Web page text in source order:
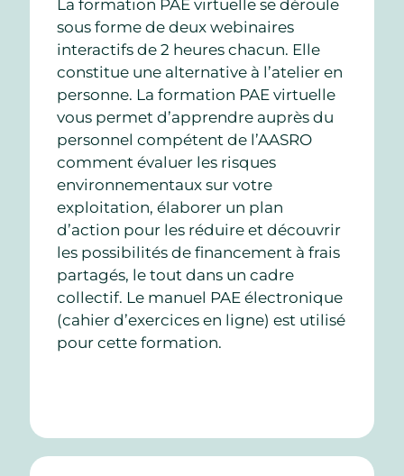
La formation PAE virtuelle se déroule
sous forme de deux webinaires
interactifs de 2 heures chacun. Elle
constitue une alternative à l’atelier en
personne. La formation PAE virtuelle
vous permet d’apprendre auprès du
personnel compétent de l’AASRO
comment évaluer les risques
environnementaux sur votre
exploitation, élaborer un plan
d’action pour les réduire et découvrir
les possibilités de financement à frais
partagés, le tout dans un cadre
collectif. Le manuel PAE électronique
(cahier d’exercices en ligne) est utilisé
pour cette formation.